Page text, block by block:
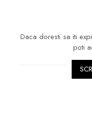
Daca doresti sa iti
poti